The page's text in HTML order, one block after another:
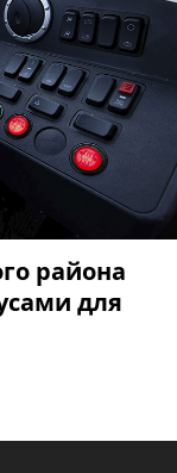
района
для